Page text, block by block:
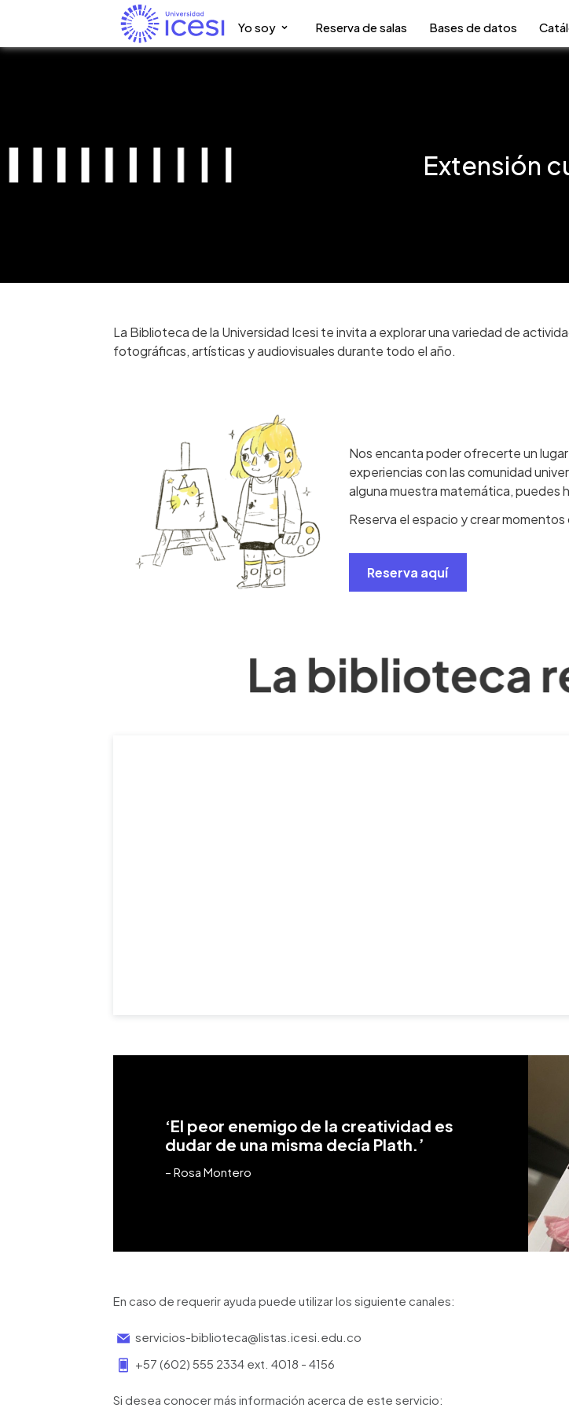
Yo soy Reserva de salas Bases de datos
Extensión
La Biblioteca de la Universidad Icesi te invita a explorar una variedad de
fotográficas, artísticas y audiovisuales durante todo el año.
Nos encanta poder ofrecerte un
experiencias con las comunidad
alguna muestra matemática, puedes
Reserva el espacio y crear
Reserva aquí
‘El peor enemigo de la creatividad es
dudar de una misma decía Plath.’
– Rosa Montero
En caso de requerir ayuda puede utilizar los siguiente canales:
servicios-biblioteca@listas.icesi.edu.co
+57 (602) 555 2334 ext. 4018 - 4156
Si desea conocer más información acerca de este servicio: